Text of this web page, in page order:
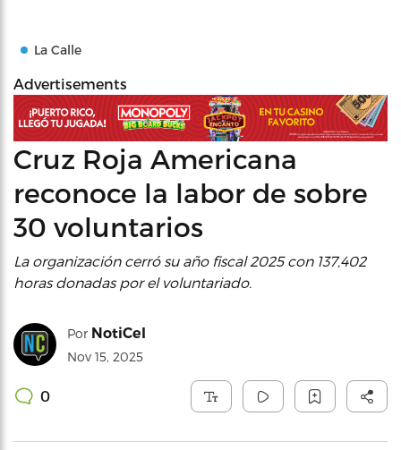
La Calle
Advertisements
Cruz Roja Americana
reconoce la labor de sobre
30 voluntarios
La organización cerró su año fiscal 2025 con 137,402
horas donadas por el voluntariado.
Por NotiCel
Nov 15, 2025
0